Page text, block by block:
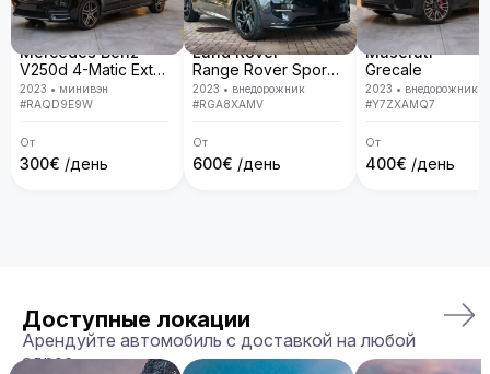
Mercedes Benz
V250d 4-Matic Extra Long
2023 • минивэн
#RAQD9E9W
От
300€ /день
Land Rover
Range Rover Sport D300 R-Dynamic SE
2023 • внедорожник
#RGA8XAMV
От
600€ /день
Maserati
Grecale
2023 • внедорожник
#Y7ZXAMQ7
От
400€ /день
Доступные локации
Арендуйте автомобиль с доставкой на любой
адрес